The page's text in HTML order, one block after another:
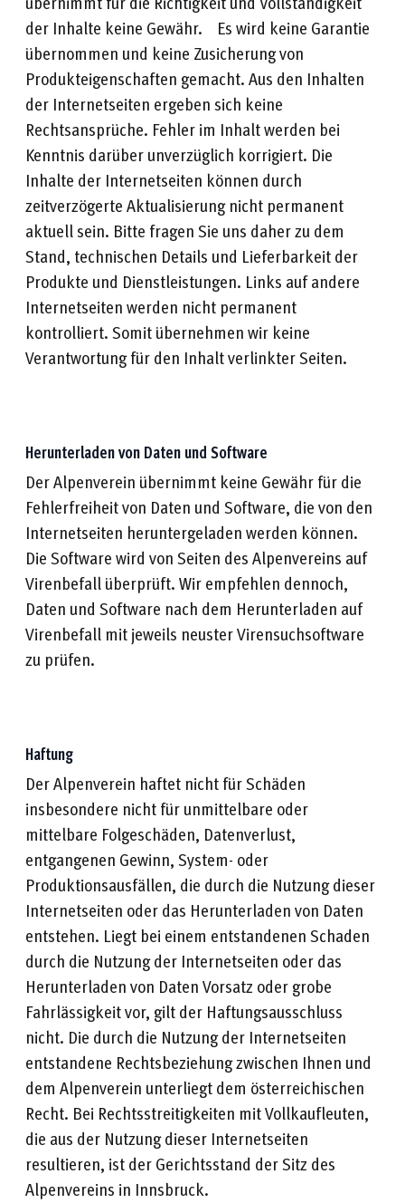
der Inhalte keine Gewähr. Es wird keine Garantie
übernommen und keine Zusicherung von
Produkteigenschaften gemacht. Aus den Inhalten
der Internetseiten ergeben sich keine
Rechtsansprüche. Fehler im Inhalt werden bei
Kenntnis darüber unverzüglich korrigiert. Die
Inhalte der Internetseiten können durch
zeitverzögerte Aktualisierung nicht permanent
aktuell sein. Bitte fragen Sie uns daher zu dem
Stand, technischen Details und Lieferbarkeit der
Produkte und Dienstleistungen. Links auf andere
Internetseiten werden nicht permanent
kontrolliert. Somit übernehmen wir keine
Verantwortung für den Inhalt verlinkter Seiten.
Herunterladen von Daten und Software
Der Alpenverein übernimmt keine Gewähr für die
Fehlerfreiheit von Daten und Software, die von den
Internetseiten heruntergeladen werden können.
Die Software wird von Seiten des Alpenvereins auf
Virenbefall überprüft. Wir empfehlen dennoch,
Daten und Software nach dem Herunterladen auf
Virenbefall mit jeweils neuster Virensuchsoftware
zu prüfen.
Haftung
Der Alpenverein haftet nicht für Schäden
insbesondere nicht für unmittelbare oder
mittelbare Folgeschäden, Datenverlust,
entgangenen Gewinn, System- oder
Produktionsausfällen, die durch die Nutzung dieser
Internetseiten oder das Herunterladen von Daten
entstehen. Liegt bei einem entstandenen Schaden
durch die Nutzung der Internetseiten oder das
Herunterladen von Daten Vorsatz oder grobe
Fahrlässigkeit vor, gilt der Haftungsausschluss
nicht. Die durch die Nutzung der Internetseiten
entstandene Rechtsbeziehung zwischen Ihnen und
dem Alpenverein unterliegt dem österreichischen
Recht. Bei Rechtsstreitigkeiten mit Vollkaufleuten,
die aus der Nutzung dieser Internetseiten
resultieren, ist der Gerichtsstand der Sitz des
Alpenvereins in Innsbruck.